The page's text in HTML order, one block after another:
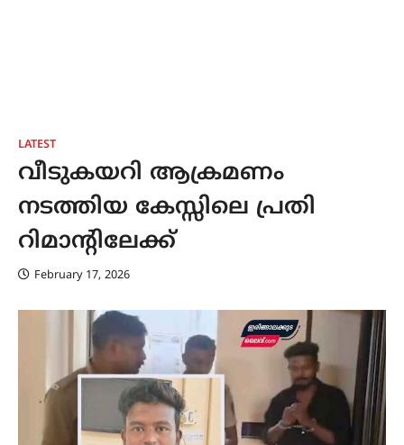
LATEST
വീടുകയറി ആക്രമണം
നടത്തിയ കേസ്സിലെ പ്രതി
റിമാന്റിലേക്ക്
February 17, 2026